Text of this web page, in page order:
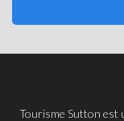
Tourisme Sutton est